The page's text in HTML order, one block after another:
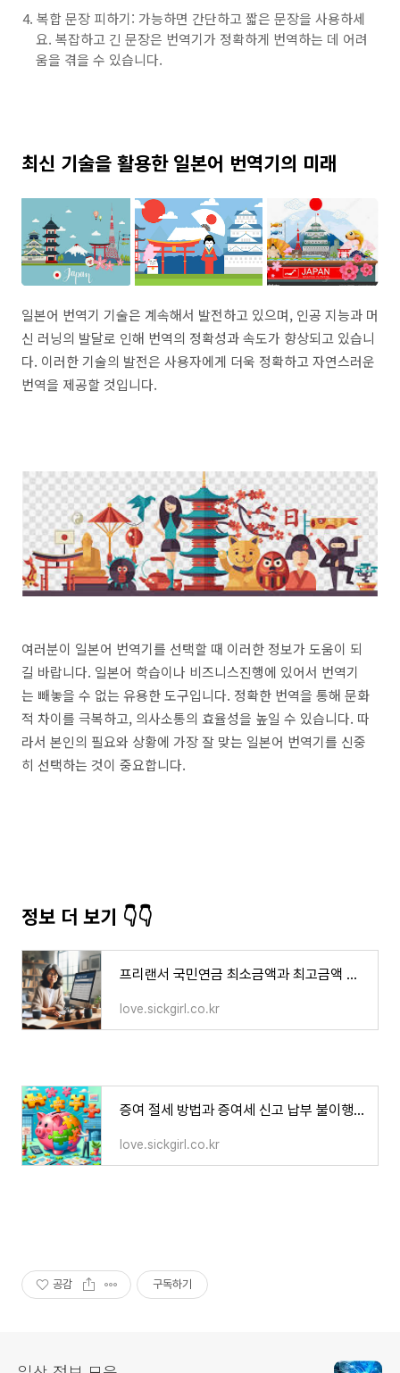
복합 문장 피하기: 가능하면 간단하고 짧은 문장을 사용하세
요. 복잡하고 긴 문장은 번역기가 정확하게 번역하는 데 어려
움을 겪을 수 있습니다.
최신 기술을 활용한 일본어 번역기의 미래
일본어 번역기 기술은 계속해서 발전하고 있으며, 인공 지능과 머
신 러닝의 발달로 인해 번역의 정확성과 속도가 향상되고 있습니
다. 이러한 기술의 발전은 사용자에게 더욱 정확하고 자연스러운
번역을 제공할 것입니다.
여러분이 일본어 번역기를 선택할 때 이러한 정보가 도움이 되
길 바랍니다. 일본어 학습이나 비즈니스진행에 있어서 번역기
는 빼놓을 수 없는 유용한 도구입니다. 정확한 번역을 통해 문화
적 차이를 극복하고, 의사소통의 효율성을 높일 수 있습니다. 따
라서 본인의 필요와 상황에 가장 잘 맞는 일본어 번역기를 신중
히 선택하는 것이 중요합니다.
정보 더 보기 👇👇
프리랜서 국민연금 최소금액과 최고금액 및 납부 금액 알아보기
love.sickgirl.co.kr
증여 절세 방법과 증여세 신고 납부 불이행 시 생기는 불이익
love.sickgirl.co.kr
공감 구독하기